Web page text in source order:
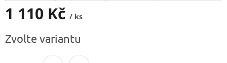
1 110 Kč / ks
cena:
Zvolte variantu